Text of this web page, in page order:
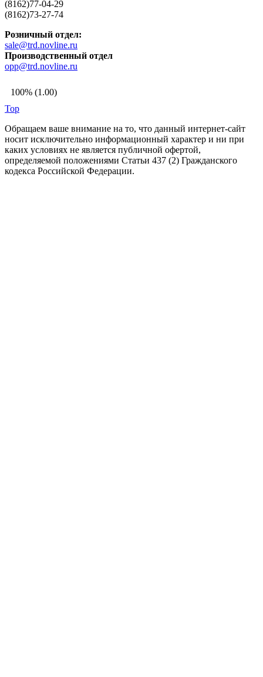
(8162)77-04-29
(8162)73-27-74
Розничный отдел:
sale@trd.novline.ru
Производственный отдел
opp@trd.novline.ru
100% (1.00)
Top
Обращаем ваше внимание на то, что данный интернет-сайт
носит исключительно информационный характер и ни при
каких условиях не является публичной офертой,
определяемой положениями Статьи 437 (2) Гражданского
кодекса Российской Федерации.